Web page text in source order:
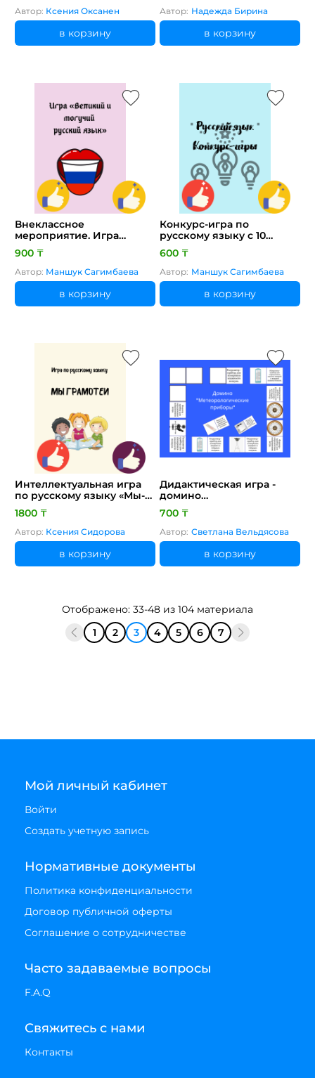
Автор: Ксения Оксанен
в корзину
Автор: Надежда Бирина
в корзину
Внеклассное
мероприятие. Игра
«Великий и могучий
русский язык»
900 ₸
Автор: Маншук Сагимбаева
в корзину
Конкурс-игра по
русскому языку с 10
заданиями
600 ₸
Автор: Маншук Сагимбаева
в корзину
Интеллектуальная игра
по русскому языку «Мы-
грамотеи»
1800 ₸
Автор: Ксения Сидорова
в корзину
Дидактическая игра -
домино
"Метеорологические
приборы"
700 ₸
Автор: Светлана Вельдясова
в корзину
Отображено: 33-48 из 104 материала
1
2 3 4 5 6 7
Мой личный кабинет
Войти
Создать учетную запись
Нормативные документы
Политика конфиденциальности
Договор публичной оферты
Соглашение о сотрудничестве
Часто задаваемые вопросы
F.A.Q
Свяжитесь с нами
Контакты